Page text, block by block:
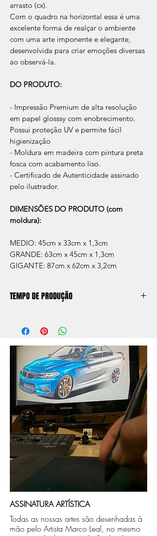
arrasto (cx).
Com o quadro na horizontal essa é uma
excelente forma de realçar o ambiente
com uma arte imponente e elegante,
desenvolvida para criar emoções diversas
ao observá-la.
DO PRODUTO:
- Impressão Premium de alta resolução
em papel glosssy com enobrecimento.
Possui proteção UV e permite fácil
higienização
- Moldura em madeira com pintura preta
fosca com acabamento liso.
- Certificado de Autenticidade assinado
pelo ilustrador.
DIMENSÕES DO PRODUTO (com
moldura):
MEDIO: 45cm x 33cm x 1,3cm
GRANDE: 63cm x 45cm x 1,3cm
GIGANTE: 87cm x 62cm x 3,2cm
TEMPO DE PRODUÇÃO
aprox. 5 dias úteis, após a confirmação de
compra.
Após a produçao, seguimos com o envio
no endereço que nos for informado na
compra ou disponibilizaremos para retirada
caso seja sua opção de compra.
ASSINATURA ARTÍSTICA
Todas as nossas artes são desenhadas à
mão pelo Artista Marco Leal, no mesmo